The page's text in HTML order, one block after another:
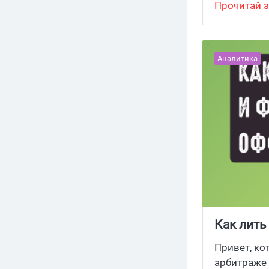
Прочитай
Аналитика
Как
виды
Привет,